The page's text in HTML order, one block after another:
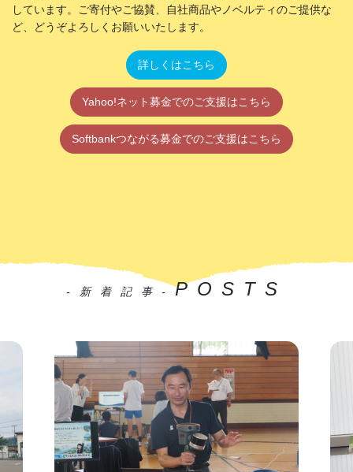
しています。ご寄付やご協賛、自社商品やノベルティのご提供な
ど、どうぞよろしくお願いいたします。
詳しくはこちら
Yahoo!ネット募金でのご支援はこちら
Softbankつながる募金でのご支援はこちら
-新着記事- POSTS